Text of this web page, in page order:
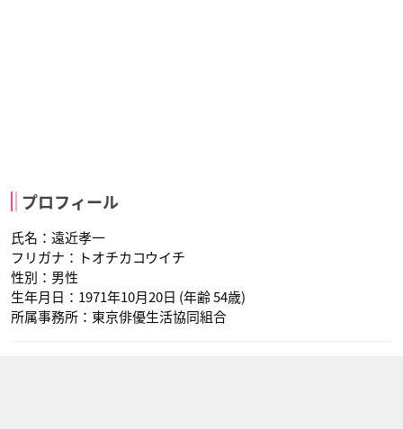
プロフィール
氏名：遠近孝一
フリガナ：トオチカコウイチ
性別：男性
生年月日：1971年10月20日 (年齢 54歳)
所属事務所：東京俳優生活協同組合